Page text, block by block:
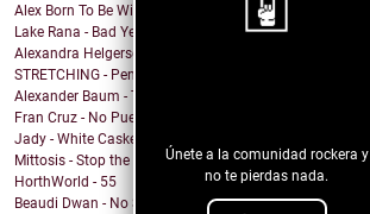
Únete a la comunidad rockera y
no te pierdas nada.
Alex Born To Be Wild - Nice Girls
Lake Rana - Bad Year
Alexandra Helgerson - We're Never Going Out
STRETCHING - Pencil Me In
Alexander Baum - Träume
Fran Cruz - No Puedo
Jady - White Casket
Mittosis - Stop the questions
HorthWorld - 55
Beaudi Dwan - No Sense To Me